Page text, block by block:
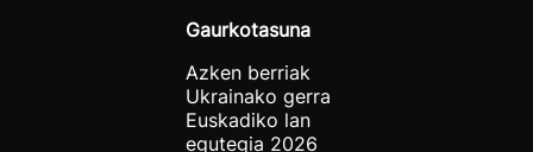
Gaurkotasuna
Azken berriak
Ukrainako gerra
Euskadiko lan
egutegia 2026